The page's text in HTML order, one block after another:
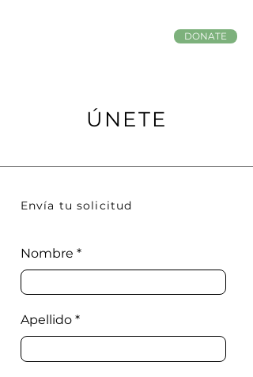
DONATE
ÚNETE
Envía tu solicitud
Nombre
Apellido